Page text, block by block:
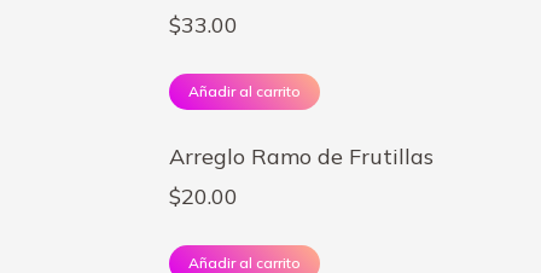
$33.00
Añadir al carrito
Arreglo Ramo de Frutillas
$20.00
Añadir al carrito